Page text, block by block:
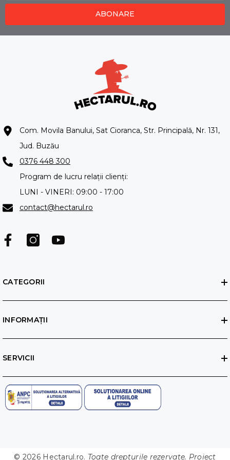
ABONARE
Com. Movila Banului, Sat Cioranca, Str. Principală, Nr. 131,
Jud. Buzău
0376 448 300
Program de lucru relații clienți:
LUNI - VINERI: 09:00 - 17:00
contact@hectarul.ro
CATEGORII
INFORMAȚII
SERVICII
© 2026 Hectarul.ro. Toate drepturile rezervate. Proiect